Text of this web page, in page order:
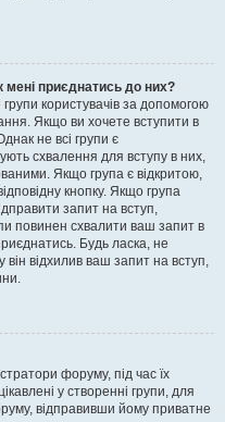
мені приєднатись до них?
користувачів за допомогою
Якщо ви хочете вступити в
не всі групи є
схвалення для вступу в них,
Якщо група є відкритою,
кнопку. Якщо група
запит на вступ,
повинен схвалити ваш запит в
Будь ласка, не
відхилив ваш запит на вступ,
форуму, під час їх
у створенні групи, для
відправивши йому приватне